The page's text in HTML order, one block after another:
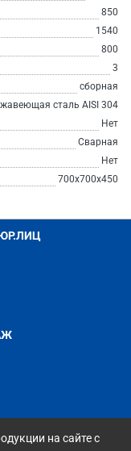
850
1540
800
3
сборная
сталь AISI 304
Нет
Сварная
Нет
700х700х450
на сайте с